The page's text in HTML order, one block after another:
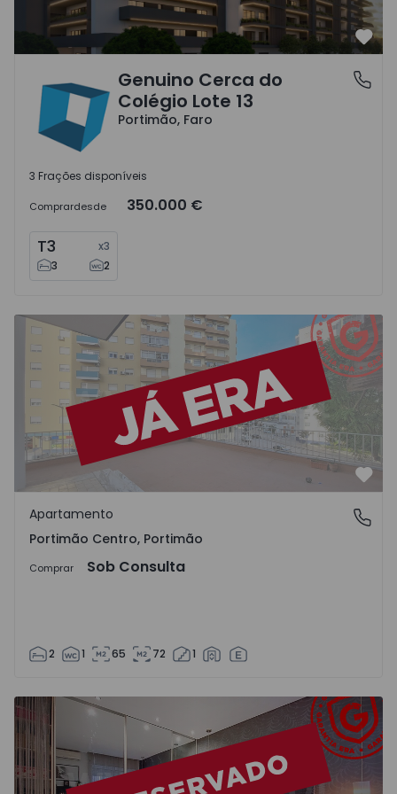
Portimão, FaroGenuino Cerca do
Colégio Lote 13
Portimão, Faro
3 Frações disponíveis
Comprardesde 350.000 €
T3 x3
3
2
Apartamento T2 Portimão, Portimão Centro - 1525728 -
Portimão Centro, Portimão
Apartamento
Portimão Centro, Portimão
Comprar Sob Consulta
2 1 65 72 1
Apartamento T2 Portimão, Portimão Centro - 1517470 -